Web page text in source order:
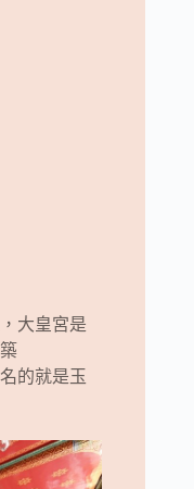
大皇宮是
的就是玉